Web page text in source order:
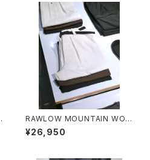
RAWLOW MOUNTAIN WOR
KS / HIKER BAKER PANTS
¥26,950